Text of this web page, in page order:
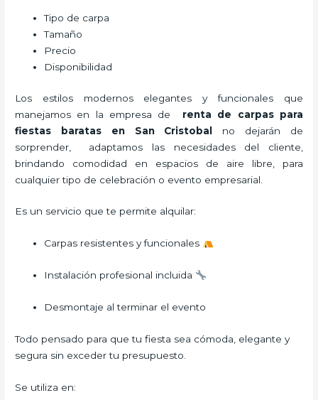
Tipo de carpa
Tamaño
Precio
Disponibilidad
Los estilos modernos elegantes y funcionales que
manejamos en la empresa de renta de carpas para
fiestas baratas en San Cristobal no dejarán de
sorprender, adaptamos las necesidades del cliente,
brindando comodidad en espacios de aire libre, para
cualquier tipo de celebración o evento empresarial.
Es un servicio que te permite alquilar:
Carpas resistentes y funcionales
Instalación profesional incluida
Desmontaje al terminar el evento
Todo pensado para que tu fiesta sea cómoda, elegante y
segura sin exceder tu presupuesto.
Se utiliza en: